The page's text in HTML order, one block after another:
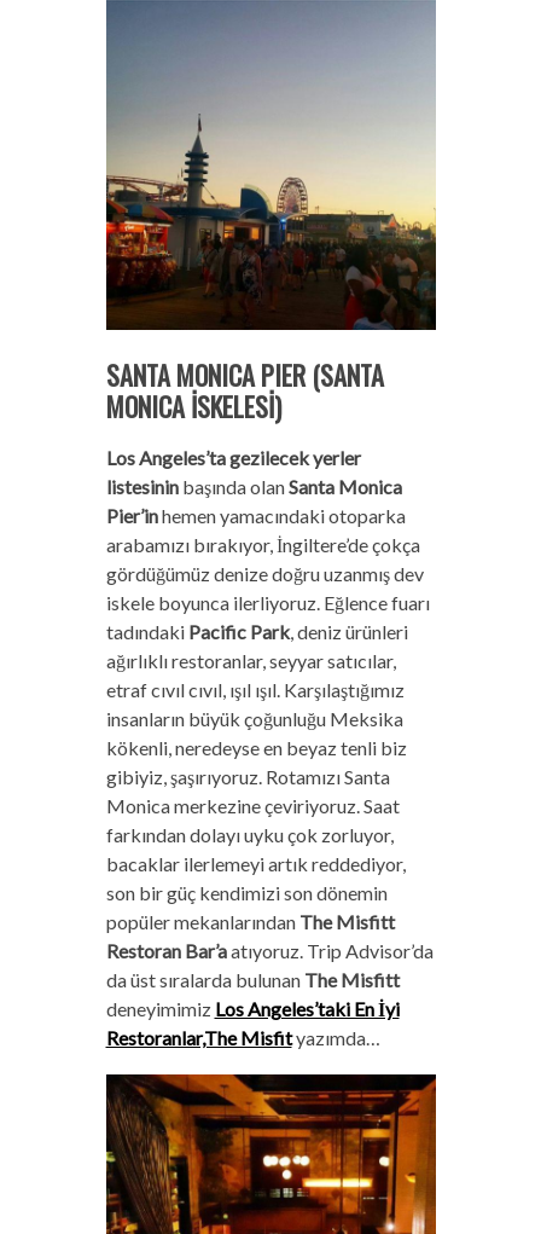
SANTA MONICA PIER (SANTA
MONICA İSKELESİ)
Los Angeles’ta gezilecek yerler
listesininbaşında olanSanta Monica
Pier’inhemen yamacındaki otoparka
arabamızı bırakıyor, İngiltere’de çokça
gördüğümüz denize doğru uzanmış dev
iskele boyunca ilerliyoruz. Eğlence fuarı
tadındaki Pacific Park, deniz ürünleri
ağırlıklı restoranlar, seyyar satıcılar,
etraf cıvıl cıvıl, ışıl ışıl. Karşılaştığımız
insanların büyük çoğunluğu Meksika
kökenli, neredeyse en beyaz tenli biz
gibiyiz, şaşırıyoruz. Rotamızı Santa
Monica merkezine çeviriyoruz. Saat
farkından dolayı uyku çok zorluyor,
bacaklar ilerlemeyi artık reddediyor,
son bir güç kendimizi son dönemin
popüler mekanlarından The Misfitt
Restoran Bar’aatıyoruz. Trip Advisor’da
da üst sıralarda bulunan The Misfitt
deneyimimiz Los Angeles’taki En İyi
Restoranlar,The Misfityazımda…